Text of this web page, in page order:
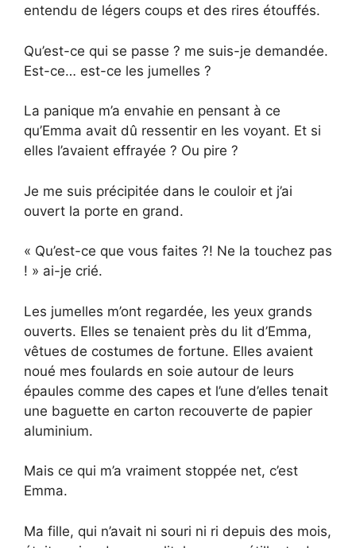
entendu de légers coups et des rires étouffés.
Qu’est-ce qui se passe ? me suis-je demandée.
Est-ce… est-ce les jumelles ?
La panique m’a envahie en pensant à ce
qu’Emma avait dû ressentir en les voyant. Et si
elles l’avaient effrayée ? Ou pire ?
Je me suis précipitée dans le couloir et j’ai
ouvert la porte en grand.
« Qu’est-ce que vous faites ?! Ne la touchez pas
! » ai-je crié.
Les jumelles m’ont regardée, les yeux grands
ouverts. Elles se tenaient près du lit d’Emma,
vêtues de costumes de fortune. Elles avaient
noué mes foulards en soie autour de leurs
épaules comme des capes et l’une d’elles tenait
une baguette en carton recouverte de papier
aluminium.
Mais ce qui m’a vraiment stoppée net, c’est
Emma.
Ma fille, qui n’avait ni souri ni ri depuis des mois,